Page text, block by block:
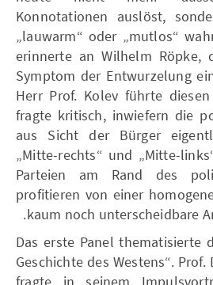
Konnotationen auslöst,
„lauwarm“ oder „mutlos“
erinnerte an Wilhelm Röpke,
Symptom der Entwurzelung
Herr Prof. Kolev führte
fragte kritisch, inwiefern die
aus Sicht der Bürger
„Mitte-rechts“ und „Mitte-
Parteien am Rand des
profitieren von einer
kaum noch unterscheidbare
Das erste Panel thematisierte
Geschichte des Westens“.
fragte in seinem